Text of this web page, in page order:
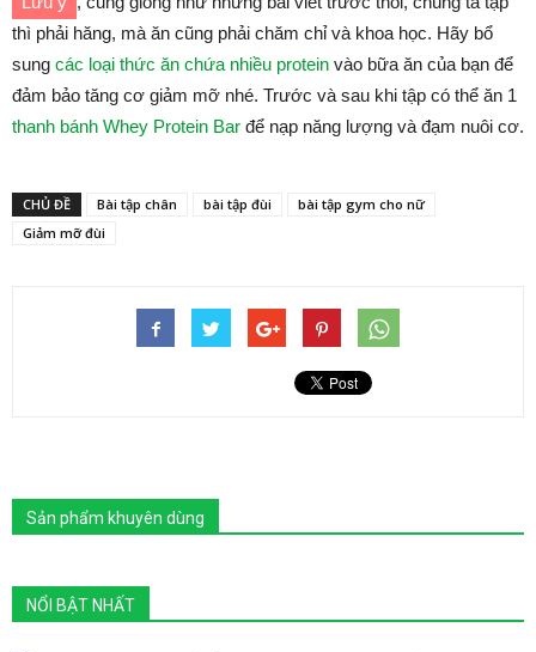
thì phải hăng, mà ăn cũng phải chăm chỉ và khoa học. Hãy bổ
sung các loại thức ăn chứa nhiều protein vào bữa ăn của bạn để
đảm bảo tăng cơ giảm mỡ nhé. Trước và sau khi tập có thể ăn 1
thanh bánh Whey Protein Bar để nạp năng lượng và đạm nuôi cơ.
CHỦ ĐỀ Bài tập chân bài tập đùi
bài tập gym cho nữ
Giảm mỡ đùi
Sản phẩm khuyên dùng
NỔI BẬT NHẤT